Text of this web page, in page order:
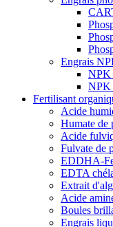
Engrais
NPK
NPK
Fertilisant
Acide
Humate de
Acide
Fulvate de
EDDHA-
EDTA
Extrait
Acide
Boules
Engrais